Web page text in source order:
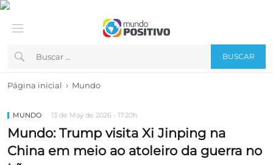
BUSCAR
Página inicial › Mundo
MUNDO 13 de May de 2026 - 17:20h
Mundo: Trump visita Xi Jinping na
China em meio ao atoleiro da guerra no